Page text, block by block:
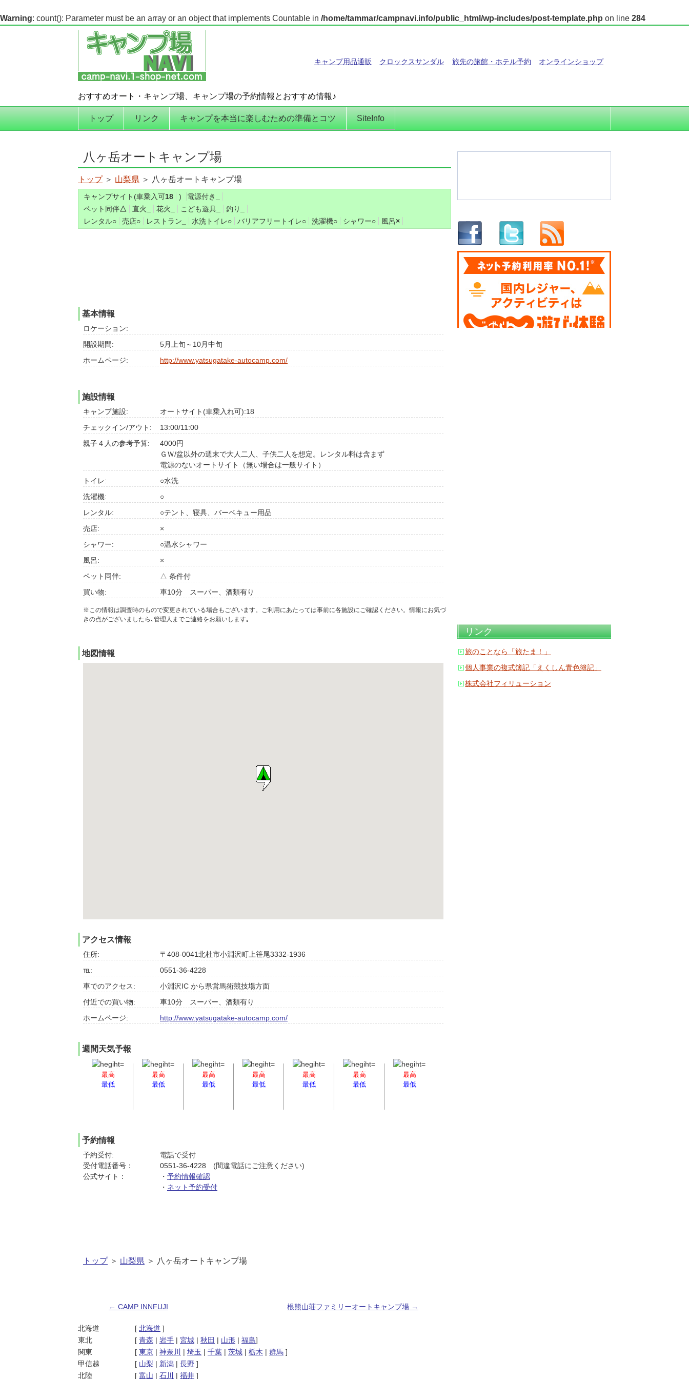
Warning: count(): Parameter must be an array or an object that implements Countable in /home/tammar/campnavi.info/public_html/wp-includes/post-template.php on line 284
キャンプ用品通販 クロックスサンダル 旅先の旅館・ホテル予約 オンラインショップ
おすすめオート・キャンプ場、キャンプ場の予約情報とおすすめ情報♪
コンテンツへ移動
トップ リンク キャンプを本当に楽しむための準備とコツ SiteInfo
八ヶ岳オートキャンプ場
トップ＞ 山梨県 ＞ 八ヶ岳オートキャンプ場
キャンプサイト(車乗入可18 ) 電源付き
ペット同伴△ 直火 花火 こども遊具 釣り
レンタル○ 売店○ レストラン 水洗トイレ○ バリアフリートイレ○ 洗濯機○ シャワー○ 風呂×
基本情報
ロケーション:
開設期間:
5月上旬～10月中旬
ホームページ:
http://www.yatsugatake-autocamp.com/
施設情報
キャンプ施設:
オートサイト(車乗入れ可):18
チェックイン/アウト:
13:00/11:00
親子４人の参考予算:
4000円
ＧＷ/盆以外の週末で大人二人、子供二人を想定。レンタル料は含まず
電源のないオートサイト（無い場合は一般サイト）
トイレ:
○水洗
洗濯機:
○
レンタル:
○テント、寝具、バーベキュー用品
売店:
×
シャワー:
○温水シャワー
風呂:
×
ペット同伴:
△ 条件付
買い物:
車10分 スーパー、酒類有り
※この情報は調査時のもので変更されている場合もございます。ご利用にあたっては事前に各施設にご確認ください。情報にお気づ
きの点がございましたら､管理人までご連絡をお願いします｡
地図情報
アクセス情報
住所:
〒408-0041北杜市小淵沢町上笹尾3332-1936
℡:
0551-36-4228
車でのアクセス:
小淵沢IC から県営馬術競技場方面
付近での買い物:
車10分 スーパー、酒類有り
ホームページ:
http://www.yatsugatake-autocamp.com/
週間天気予報
最高
最低
最高
最低
最高
最低
最高
最低
最高
最低
最高
最低
最高
最低
予約情報
予約受付:
電話で受付
受付電話番号：
0551-36-4228 (間違電話にご注意ください)
公式サイト：
・ 予約情報確認
・ ネット予約受付
トップ＞ 山梨県 ＞ 八ヶ岳オートキャンプ場
投稿ナビゲーション
← CAMP INNFUJI 根熊山荘ファミリーオートキャンプ場 →
リンク
旅のことなら「旅たま！」
個人事業の複式簿記「えくしん青色簿記」
株式会社フィリューション
北海道 [ 北海道 ]
東北
[ 青森 | 岩手 | 宮城 | 秋田 | 山形 | 福島]
関東
[ 東京 | 神奈川 | 埼玉 | 千葉 | 茨城 | 栃木 | 群馬 ]
甲信越
[ 山梨 | 新潟 | 長野 ]
北陸
[ 富山 | 石川 | 福井 ]